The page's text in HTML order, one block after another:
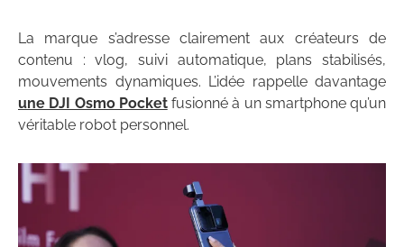
La marque s’adresse clairement aux créateurs de
contenu : vlog, suivi automatique, plans stabilisés,
mouvements dynamiques. L’idée rappelle davantage
une DJI Osmo Pocketfusionné à un smartphone qu’un
véritable robot personnel.